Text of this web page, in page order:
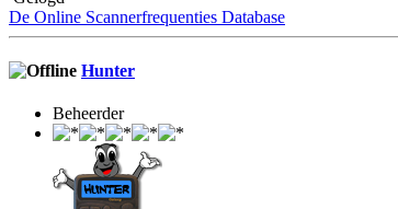
De Online Scannerfrequenties Database
Hunter
Beheerder